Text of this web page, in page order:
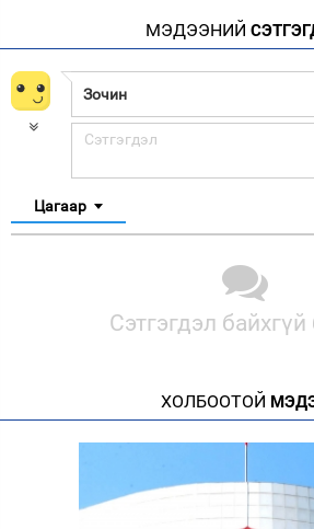
МЭДЭЭНИЙ
Цагаар
Сэтгэгдэл байхгүй
ХОЛБООТОЙ